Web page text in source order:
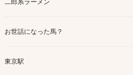
二郎系ラーメン
お世話になった馬？
東京駅